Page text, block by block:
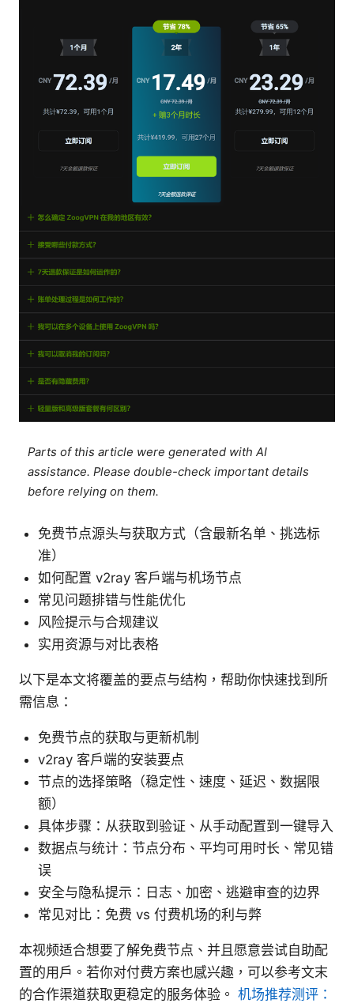
Parts of this article were generated with AI
assistance. Please double-check important details
before relying on them.
免费节点源头与获取方式（含最新名单、挑选标
准）
如何配置 v2ray 客户端与机场节点
常见问题排错与性能优化
风险提示与合规建议
实用资源与对比表格
以下是本文将覆盖的要点与结构，帮助你快速找到所
需信息：
免费节点的获取与更新机制
v2ray 客户端的安装要点
节点的选择策略（稳定性、速度、延迟、数据限
额）
具体步骤：从获取到验证、从手动配置到一键导入
数据点与统计：节点分布、平均可用时长、常见错
误
安全与隐私提示：日志、加密、逃避审查的边界
常见对比：免费 vs 付费机场的利与弊
本视频适合想要了解免费节点、并且愿意尝试自助配
置的用户。若你对付费方案也感兴趣，可以参考文末
的合作渠道获取更稳定的服务体验。 机场推荐测评：